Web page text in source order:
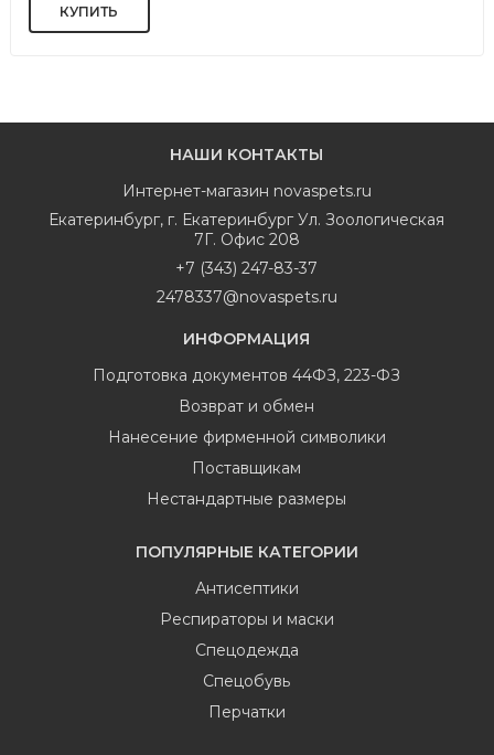
НАШИ КОНТАКТЫ
Интернет-магазин novaspets.ru
Екатеринбург, г. Екатеринбург Ул. Зоологическая
7Г. Офис 208
+7 (343) 247-83-37
2478337@novaspets.ru
ИНФОРМАЦИЯ
Подготовка документов 44ФЗ, 223-ФЗ
Возврат и обмен
Нанесение фирменной символики
Поставщикам
Нестандартные размеры
ПОПУЛЯРНЫЕ КАТЕГОРИИ
Антисептики
Респираторы и маски
Спецодежда
Спецобувь
Перчатки